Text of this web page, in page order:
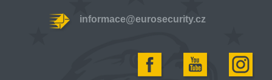
informace@eurosecurity.cz